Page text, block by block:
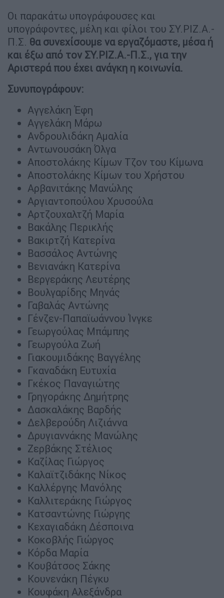
Οι παρακάτω υπογράφουσες και
υπογράφοντες, μέλη και φίλοι του ΣΥ.ΡΙΖ.Α.-
Π.Σ. θα συνεχίσουμε να εργαζόμαστε, μέσα ή
και έξω από τον ΣΥ.ΡΙΖ.Α.-Π.Σ., για την
Αριστερά που έχει ανάγκη η κοινωνία.
Συνυπογράφουν:
Αγγελάκη Έφη
Αγγελάκη Mάρω
Ανδρουλιδάκη Αμαλία
Αντωνουσάκη Όλγα
Αποστολάκης Κίμων Τζον του Κίμωνα
Αποστολάκης Κίμων του Χρήστου
Aρβανιτάκης Μανώλης
Αργιαντοπούλου Χρυσούλα
Αρτζουχαλτζή Μαρία
Βακάλης Περικλής
Βακιρτζή Κατερίνα
Βασσάλος Αντώνης
Βενιανάκη Κατερίνα
Βεργεράκης Λευτέρης
Βουλγαρίδης Μηνάς
Γαβαλάς Αντώνης
Γένζεν-Παπαϊωάννου Ίνγκε
Γεωργούλας Μπάμπης
Γεωργούλα Ζωή
Γιακουμιδάκης Βαγγέλης
Γκαναδάκη Ευτυχία
Γκέκος Παναγιώτης
Γρηγοράκης Δημήτρης
Δασκαλάκης Βαρδής
Δελβερούδη Λιζιάννα
Δρυγιαννάκης Μανώλης
Ζερβάκης Στέλιος
Καζίλας Γιώργος
Καλαϊτζιδάκης Νίκος
Καλλέργης Μανόλης
Καλλιτεράκης Γιώργος
Κατσαντώνης Γιώργης
Κεχαγιαδάκη Δέσποινα
Κοκοβλής Γιώργος
Κόρδα Μαρία
Κουβάτσος Σάκης
Κουνενάκη Πέγκυ
Κουφάκη Αλεξάνδρα